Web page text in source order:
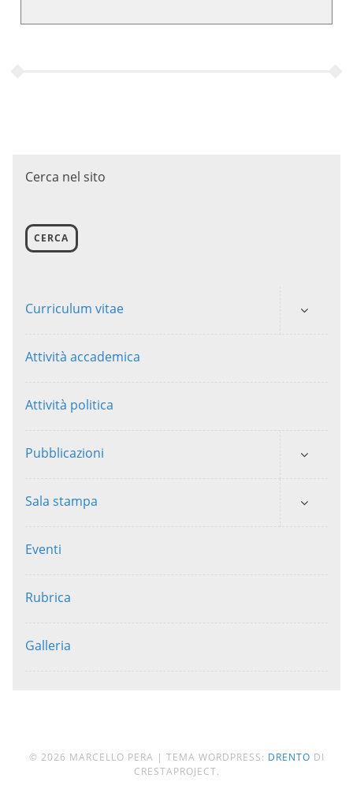
Cerca nel sito
CERCA
Curriculum vitae
Attività accademica
Attività politica
Pubblicazioni
Sala stampa
Eventi
Rubrica
Galleria
© 2026 MARCELLO PERA | TEMA WORDPRESS: DRENTO DI
CRESTAPROJECT.